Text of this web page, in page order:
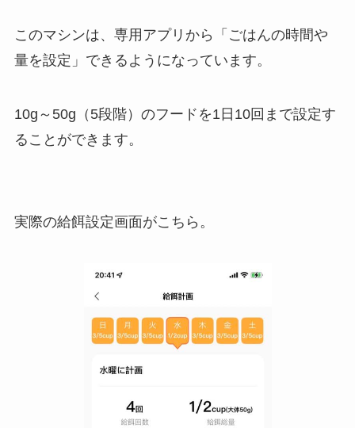
このマシンは、専用アプリから「ごはんの時間や
量を設定」できるようになっています。
10g～50g（5段階）のフードを1日10回まで設定す
ることができます。
実際の給餌設定画面がこちら。